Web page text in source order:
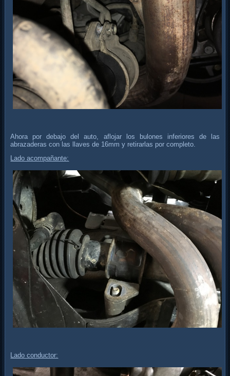
Ahora por debajo del auto, aflojar los bulones inferiores de las
abrazaderas con las llaves de 16mm y retirarlas por completo.
Lado acompañante:
Lado conductor: